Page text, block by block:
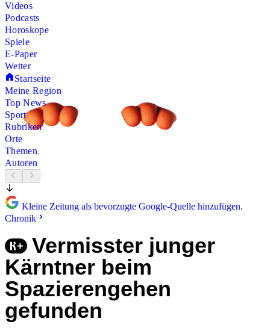
Videos
Podcasts
Horoskope
Spiele
E-Paper
Wetter
Startseite
Meine Region
Top News
Sport
Rubriken
Orte
Themen
Autoren
Kleine Zeitung als bevorzugte Google-Quelle hinzufügen.
Chronik
Vermisster junger
Kärntner beim
Spazierengehen
gefunden